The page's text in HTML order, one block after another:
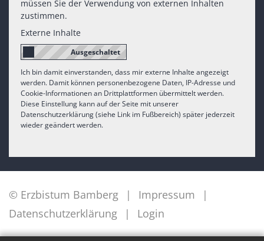
müssen Sie der Verwendung von externen Inhalten
zustimmen.
Externe Inhalte
Ich bin damit einverstanden, dass mir externe Inhalte angezeigt
werden. Damit können personenbezogene Daten, IP-Adresse und
Cookie-Informationen an Drittplattformen übermittelt werden.
Diese Einstellung kann auf der Seite mit unserer
Datenschutzerklärung (siehe Link im Fußbereich) später jederzeit
wieder geändert werden.
© Erzbistum Bamberg
Impressum
Datenschutzerklärung
Login